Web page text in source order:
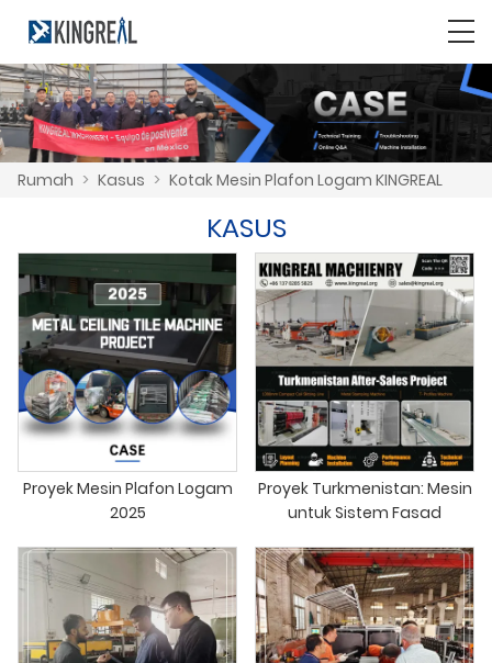
Rumah > Kasus > Kotak Mesin Plafon Logam KINGREAL
KASUS
Proyek Mesin Plafon Logam
2025
Proyek Turkmenistan: Mesin
untuk Sistem Fasad